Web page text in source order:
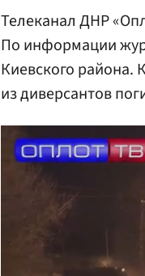
Телеканал ДНР
По информации
Киевского района.
из диверсантов